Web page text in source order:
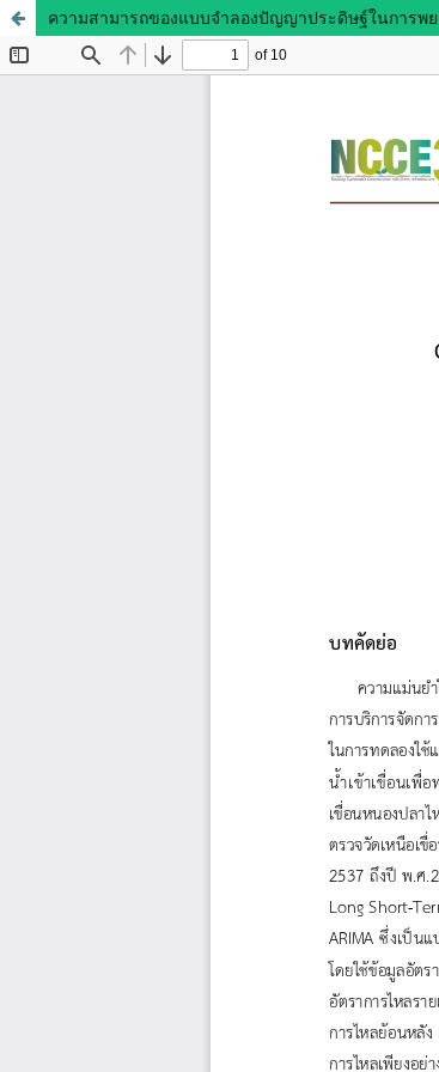
ความสามารถของแบบจำลองปัญญาประดิษฐ์ในการพ